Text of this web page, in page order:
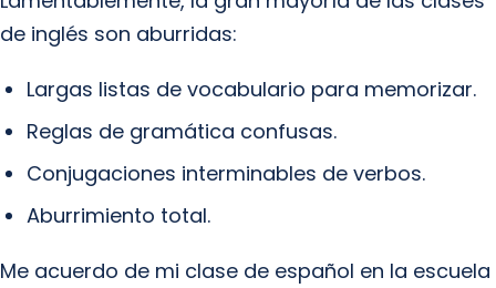
de inglés son aburridas:
Largas listas de vocabulario para memorizar.
Reglas de gramática confusas.
Conjugaciones interminables de verbos.
Aburrimiento total.
Me acuerdo de mi clase de español en la escuela